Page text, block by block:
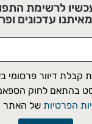
לרשימת
עדכונים
דיוור פרסומי
בהתאם לחוק
הפרטיות של האתר